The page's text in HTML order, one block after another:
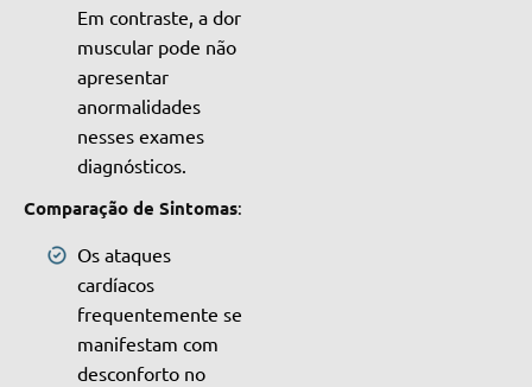
Em contraste, a dor
muscular pode não
apresentar
anormalidades
nesses exames
diagnósticos.
Comparação de Sintomas:
Os ataques
cardíacos
frequentemente se
manifestam com
desconforto no